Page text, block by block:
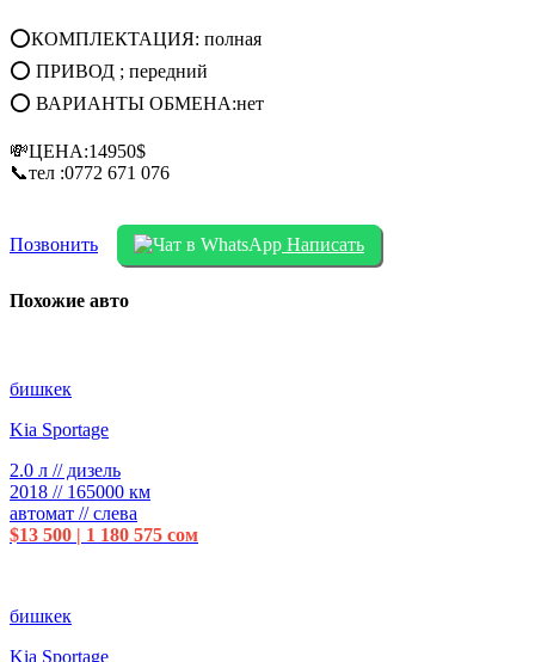
⭕КОМПЛЕКТАЦИЯ: полная
⭕ ПРИВОД ; передний
⭕ ВАРИАНТЫ ОБМЕНА:нет
💸ЦЕНА:14950$
📞тел :0772 671 076
Позвонить Написать
Похожие авто
бишкек
Kia Sportage
2.0 л // дизель
2018 // 165000 км
автомат // слева
$13 500 | 1 180 575 сом
бишкек
Kia Sportage